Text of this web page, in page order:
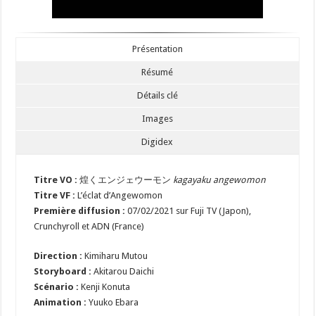
Présentation
Résumé
Détails clé
Images
Digidex
Titre VO : 煌くエンジェウーモン kagayaku angewomon
Titre VF : L’éclat d’Angewomon
Première diffusion : 07/02/2021 sur Fuji TV (Japon),
Crunchyroll et ADN (France)
Direction : Kimiharu Mutou
Storyboard : Akitarou Daichi
Scénario : Kenji Konuta
Animation : Yuuko Ebara